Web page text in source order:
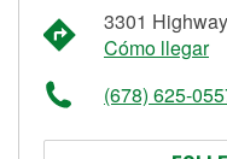
3301
Cómo llegar
(678) 625-